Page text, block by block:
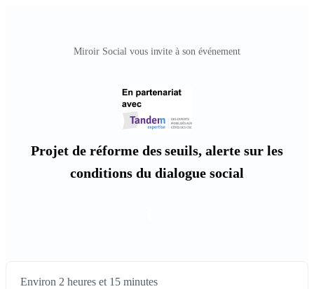
Miroir Social vous invite à son événement
Projet de réforme des seuils, alerte sur les
conditions du dialogue social
Environ 2 heures et 15 minutes